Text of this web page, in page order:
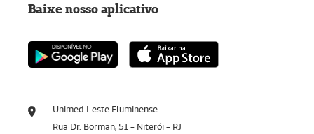
Unimed Leste Fluminense
Rua Dr. Borman, 51 - Niterói - RJ
Baixe nosso aplicativo